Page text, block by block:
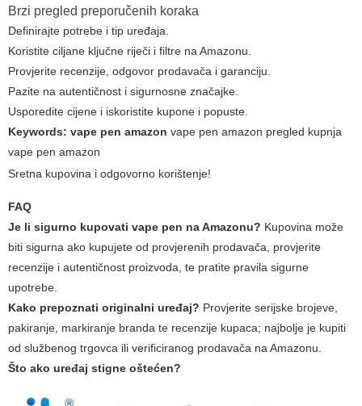
Brzi pregled preporučenih koraka
Definirajte potrebe i tip uređaja.
Koristite ciljane ključne riječi i filtre na Amazonu.
Provjerite recenzije, odgovor prodavača i garanciju.
Pazite na autentičnost i sigurnosne značajke.
Usporedite cijene i iskoristite kupone i popuste.
Keywords: vape pen amazon vape pen amazon pregled kupnja
vape pen amazon
Sretna kupovina i odgovorno korištenje!
FAQ
Je li sigurno kupovati vape pen na Amazonu? Kupovina može
biti sigurna ako kupujete od provjerenih prodavača, provjerite
recenzije i autentičnost proizvoda, te pratite pravila sigurne
upotrebe.
Kako prepoznati originalni uređaj? Provjerite serijske brojeve,
pakiranje, markiranje branda te recenzije kupaca; najbolje je kupiti
od službenog trgovca ili verificiranog prodavača na Amazonu.
Što ako uređaj stigne oštećen?